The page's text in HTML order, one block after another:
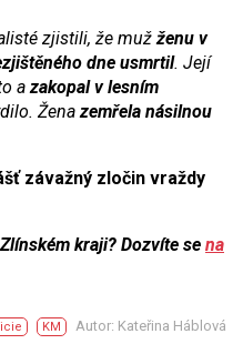
zjistili, že mužženu v
dne usmrtil. Její
azakopal v lesním
Ženazemřela násilnou
závažný zločin vraždy
kraji? Dozvíte se na
KM Autor: Kateřina Háblová